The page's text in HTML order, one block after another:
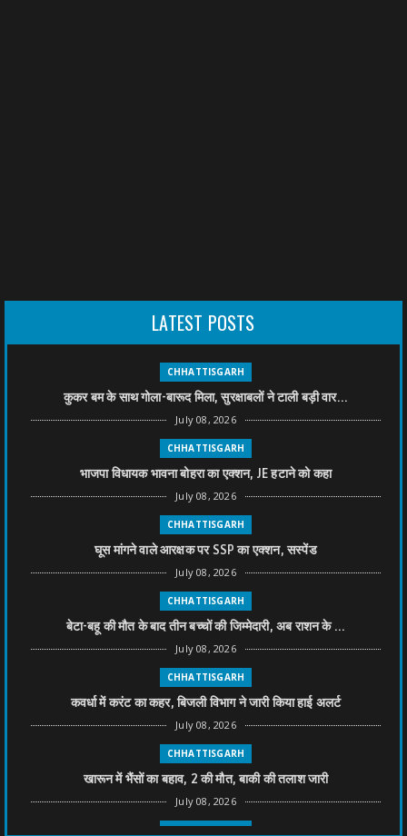
LATEST POSTS
CHHATTISGARH
कुकर बम के साथ गोला-बारूद मिला, सुरक्षाबलों ने टाली बड़ी वार...
July 08, 2026
CHHATTISGARH
भाजपा विधायक भावना बोहरा का एक्शन, JE हटाने को कहा
July 08, 2026
CHHATTISGARH
घूस मांगने वाले आरक्षक पर SSP का एक्शन, सस्पेंड
July 08, 2026
CHHATTISGARH
बेटा-बहू की मौत के बाद तीन बच्चों की जिम्मेदारी, अब राशन के ...
July 08, 2026
CHHATTISGARH
कवर्धा में करंट का कहर, बिजली विभाग ने जारी किया हाई अलर्ट
July 08, 2026
CHHATTISGARH
खारून में भैंसों का बहाव, 2 की मौत, बाकी की तलाश जारी
July 08, 2026
CHHATTISGARH